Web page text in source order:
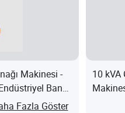
Makinesi -
Bant
Fazla Göster
10 kVA